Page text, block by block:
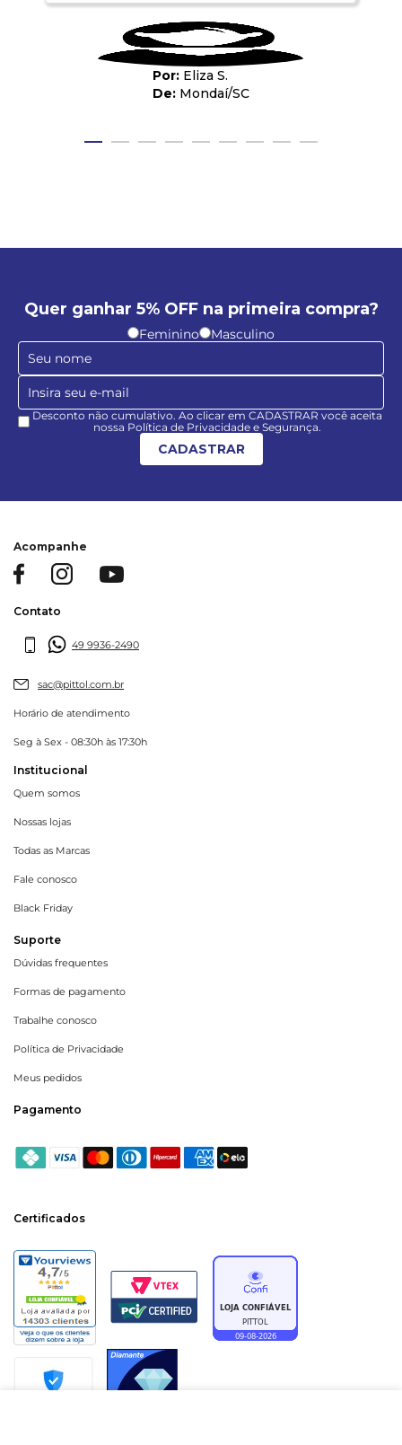
Eliza S.
Mondaí/SC
Quer ganhar 5% OFF na primeira compra?
Feminino Masculino
Desconto não cumulativo. Ao clicar em CADASTRAR você aceita
nossa Política de Privacidade e Segurança.
CADASTRAR
Acompanhe
Contato
49 9936-2490
sac@pittol.com.br
Horário de atendimento
Seg à Sex - 08:30h às 17:30h
Institucional
Quem somos
Nossas lojas
Todas as Marcas
Fale conosco
Black Friday
Suporte
Dúvidas frequentes
Formas de pagamento
Trabalhe conosco
Política de Privacidade
Meus pedidos
Pagamento
Certificados